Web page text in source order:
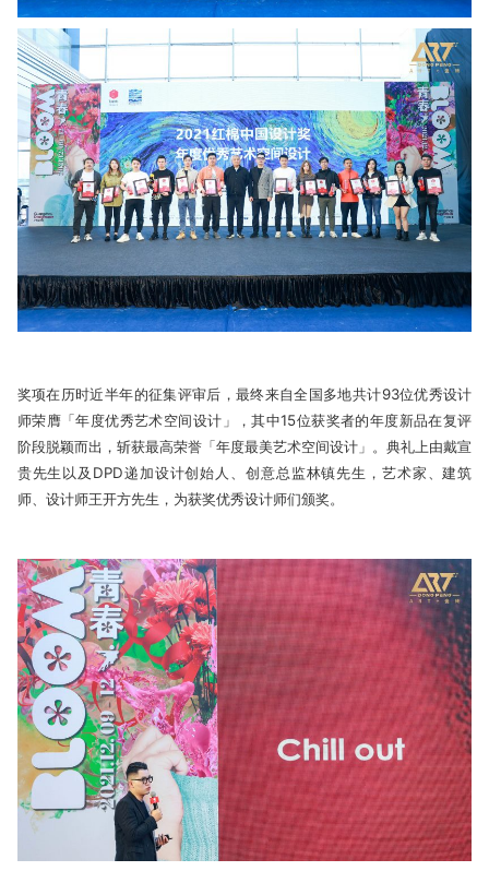
奖项在历时近半年的征集评审后，最终来自全国多地共计93位优秀设计
师荣膺「年度优秀艺术空间设计」，其中15位获奖者的年度新品在复评
阶段脱颖而出，斩获最高荣誉「年度最美艺术空间设计」。典礼上由戴宣
贵先生以及DPD递加设计创始人、创意总监林镇先生，艺术家、建筑
师、设计师王开方先生，为获奖优秀设计师们颁奖。